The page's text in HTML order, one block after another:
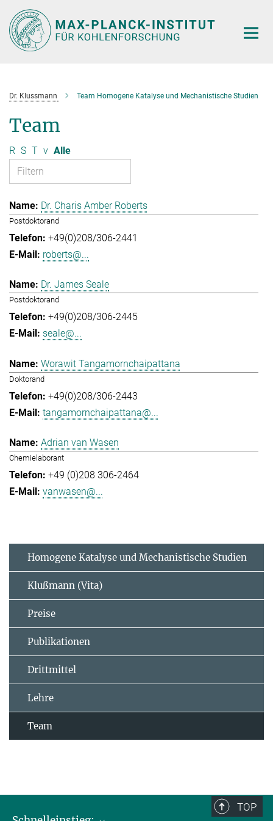
Hauptinhalt
Dr. Klussmann Team Homogene Katalyse und Mechanistische Studien
Team
R S T v Alle
Dr. Charis Amber Roberts
Postdoktorand
+49(0)208/306-2441
roberts@...
Dr. James Seale
Postdoktorand
+49(0)208/306-2445
seale@...
Worawit Tangamornchaipattana
Doktorand
+49(0)208/306-2443
tangamornchaipattana@...
Adrian van Wasen
Chemielaborant
+49 (0)208 306-2464
vanwasen@...
Homogene Katalyse und Mechanistische Studien
Klußmann (Vita)
Preise
Publikationen
Drittmittel
Lehre
Team
TOP